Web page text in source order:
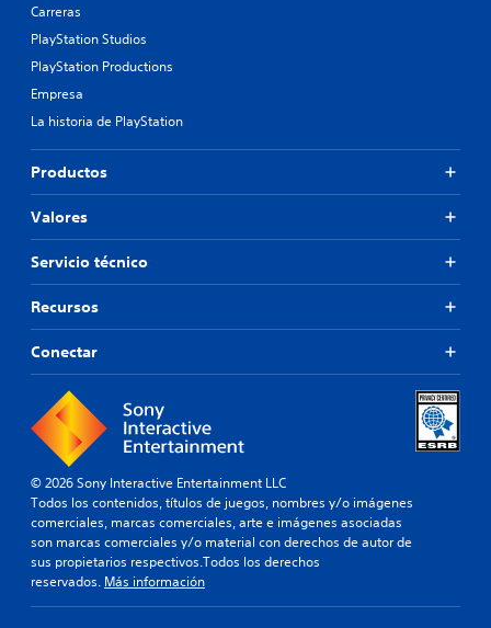
Carreras
PlayStation Studios
PlayStation Productions
Empresa
La historia de PlayStation
Productos
Valores
Servicio técnico
Recursos
Conectar
© 2026 Sony Interactive Entertainment LLC
Todos los contenidos, títulos de juegos, nombres y/o imágenes
comerciales, marcas comerciales, arte e imágenes asociadas
son marcas comerciales y/o material con derechos de autor de
sus propietarios respectivos.Todos los derechos
reservados. Más información